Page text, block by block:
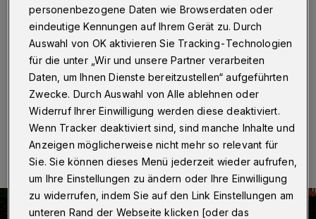
Wuppertal ·Der Deutsche Mieterbund Wuppertal
begrüßt die Entscheidung des Stadtrates, die Quote für
Sozialwohnungen auf 30 Prozent zu erhöhen.
28.02.2024 , 09:00 Uhr Eine Minute Lesezeit
personenbezogene Daten wie Browserdaten oder
eindeutige Kennungen auf Ihrem Gerät zu. Durch
Auswahl von OK aktivieren Sie Tracking-Technologien
für die unter „Wir und unsere Partner verarbeiten
Daten, um Ihnen Dienste bereitzustellen“ aufgeführten
Zwecke. Durch Auswahl von Alle ablehnen oder
Widerruf Ihrer Einwilligung werden diese deaktiviert.
Wenn Tracker deaktiviert sind, sind manche Inhalte und
Anzeigen möglicherweise nicht mehr so relevant für
Sie. Sie können dieses Menü jederzeit wieder aufrufen,
um Ihre Einstellungen zu ändern oder Ihre Einwilligung
zu widerrufen, indem Sie auf den Link Einstellungen am
unteren Rand der Webseite klicken [oder das